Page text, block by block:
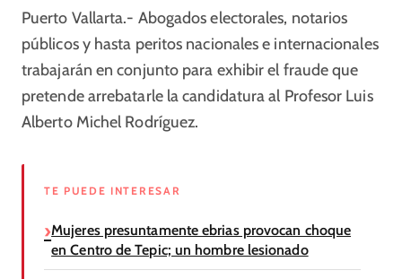
Puerto Vallarta.- Abogados electorales, notarios
públicos y hasta peritos nacionales e internacionales
trabajarán en conjunto para exhibir el fraude que
pretende arrebatarle la candidatura al Profesor Luis
Alberto Michel Rodríguez.
TE PUEDE INTERESAR
Mujeres presuntamente ebrias provocan choque
en Centro de Tepic; un hombre lesionado